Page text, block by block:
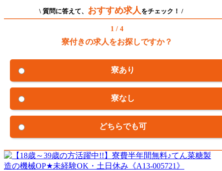
\ 質問に答えて、 おすすめ求人 をチェック！ /
1 / 4
寮付きの求人をお探しですか？
寮あり
寮なし
どちらでも可